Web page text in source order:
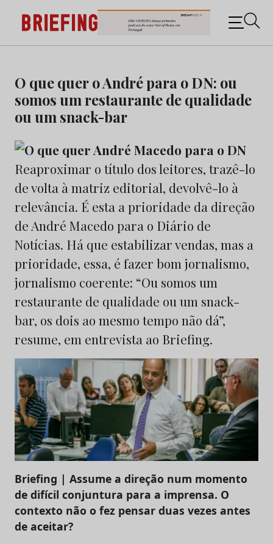
content
Briefing: Todas as notícias sobre os negócios do
Marketing e da Publicidade
O que quer o André para o DN: ou
somos um restaurante de qualidade
ou um snack-bar
Reaproximar o título dos leitores, trazê-lo
de volta à matriz editorial, devolvê-lo à
relevância. É esta a prioridade da direção
de André Macedo para o Diário de
Notícias. Há que estabilizar vendas, mas a
prioridade, essa, é fazer bom jornalismo,
jornalismo coerente: “Ou somos um
restaurante de qualidade ou um snack-
bar, os dois ao mesmo tempo não dá”,
resume, em entrevista ao Briefing.
Briefing | Assume a direção num momento
de difícil conjuntura para a imprensa. O
contexto não o fez pensar duas vezes antes
de aceitar?